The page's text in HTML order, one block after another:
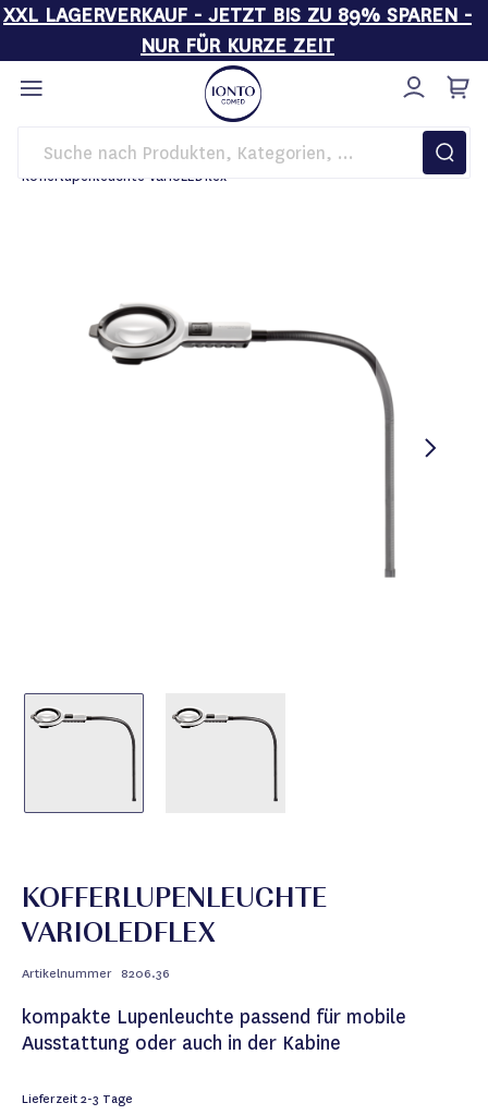
XXL LAGERVERKAUF - JETZT BIS ZU 89% SPAREN -
NUR FÜR KURZE ZEIT
Direkt
zum
Inhalt
Startseite Einrichtung
Lupenleuchten
Kofferlupenleuchte varioLEDflex
KOFFERLUPENLEUCHTE
VARIOLEDFLEX
Artikelnummer 8206.36
kompakte Lupenleuchte passend für mobile
Ausstattung oder auch in der Kabine
Lieferzeit2-3 Tage